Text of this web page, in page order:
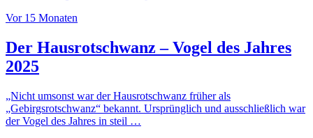
Vor 15 Monaten
Der Hausrotschwanz – Vogel des Jahres
2025
„Nicht umsonst war der Hausrotschwanz früher als
„Gebirgsrotschwanz“ bekannt. Ursprünglich und ausschließlich war
der Vogel des Jahres in steil …